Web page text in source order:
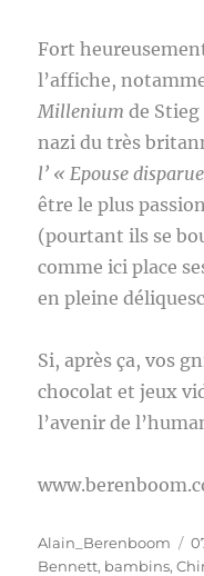
Fort
l’affiche,
Milleniumde
nazi du très
l’ « Epouse disparue
être le plus
(pourtant ils se
comme ici place
en pleine
Si, après ça, vos
chocolat et jeux
l’avenir de
Auteur
Alain_Berenboom
le
Bennett, bambins,